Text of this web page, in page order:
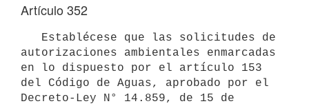
Artículo 352
autorizaciones ambientales enmarcadas
en lo dispuesto por el artículo 153
del Código de Aguas, aprobado por el
Decreto-Ley N° 14.859, de 15 de